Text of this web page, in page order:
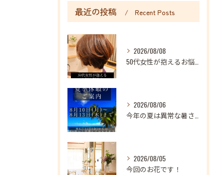
最近の投稿 Recent Posts
2026/08/08
50代女性が抱えるお悩み解決！髪と頭皮にうるおいを♪
2026/08/06
今年の夏は異常な暑さが続いておりますね
2026/08/05
今回のお花です！